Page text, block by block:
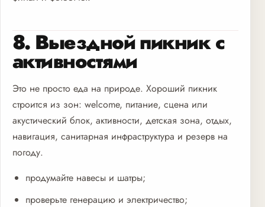
8. Выездной пикник с
активностями
Это не просто еда на природе. Хороший пикник
строится из зон: welcome, питание, сцена или
акустический блок, активности, детская зона, отдых,
навигация, санитарная инфраструктура и резерв на
погоду.
продумайте навесы и шатры;
проверьте генерацию и электричество;